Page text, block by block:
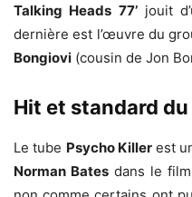
Talking Heads 77’jouit
dernière est l’œuvre du
Bongiovi (cousin de Jon
Hit et standard
Le tube Psycho Killer est
Norman Bates dans le